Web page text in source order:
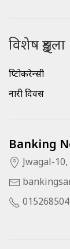
विशेष शृङ्खला
क्रिप्टोकरेन्सी
नारी दिवस
Banking
Jwagal-